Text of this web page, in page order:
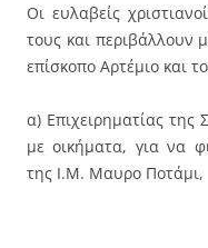
Οι ευλαβείς
τους και περιβάλλουν
επίσκοπο Αρτέμιο και
α) Επιχειρηματίας
με οικήματα, για να
της Ι.Μ. Μαυρο